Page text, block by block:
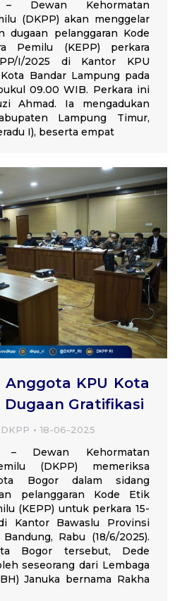
Dewan Kehormatan
(DKPP) akan menggelar
dugaan pelanggaran Kode
Pemilu (KEPP) perkara
I/2025 di Kantor KPU
Bandar Lampung pada
09.00 WIB. Perkara ini
Ahmad. Ia mengadukan
Lampung Timur,
I), beserta empat
Anggota KPU Kota
Gratifikasi
18-06-2025
– Dewan Kehormatan
(DKPP) memeriksa
Bogor dalam sidang
pelanggaran Kode Etik
(KEPP) untuk perkara 15-
Kantor Bawaslu Provinsi
Rabu (18/6/2025).
Bogor tersebut, Dede
seseorang dari Lembaga
Januka bernama Rakha